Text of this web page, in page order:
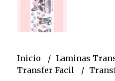
Inicio
Laminas
Transfer Facil